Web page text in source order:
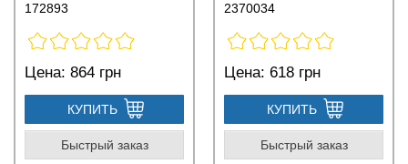
172893
Цена: 864 грн
КУПИТЬ
Быстрый заказ
2370034
Цена: 618 грн
КУПИТЬ
Быстрый заказ